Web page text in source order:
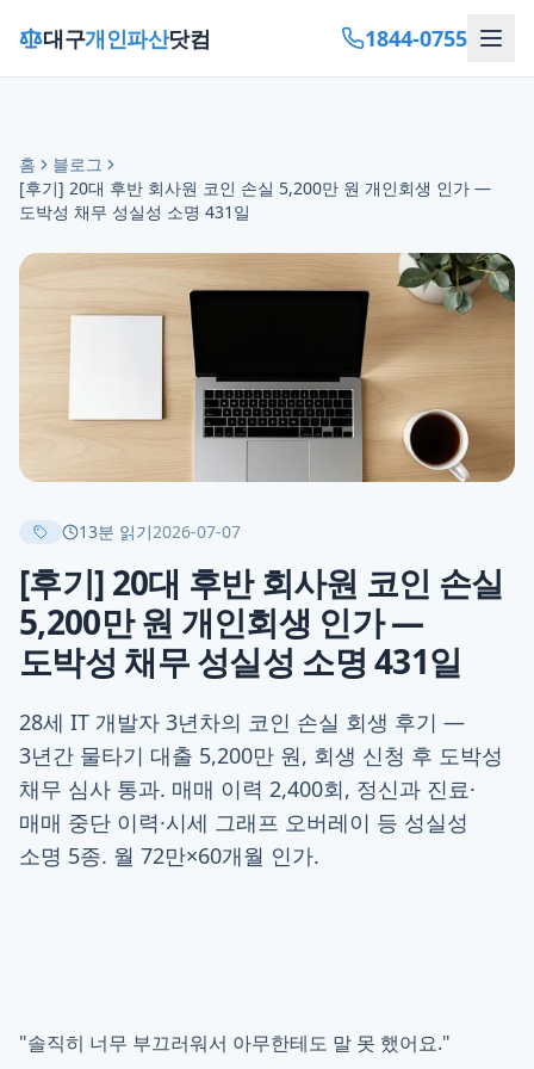
대구개인파산닷컴 1844-0755
홈
블로그
[후기] 20대 후반 회사원 코인 손실 5,200만 원 개인회생 인가 —
도박성 채무 성실성 소명 431일
13분 읽기2026-07-07
[후기] 20대 후반 회사원 코인 손실
5,200만 원 개인회생 인가 —
도박성 채무 성실성 소명 431일
28세 IT 개발자 3년차의 코인 손실 회생 후기 —
3년간 물타기 대출 5,200만 원, 회생 신청 후 도박성
채무 심사 통과. 매매 이력 2,400회, 정신과 진료·
매매 중단 이력·시세 그래프 오버레이 등 성실성
소명 5종. 월 72만×60개월 인가.
"솔직히 너무 부끄러워서 아무한테도 말 못 했어요."